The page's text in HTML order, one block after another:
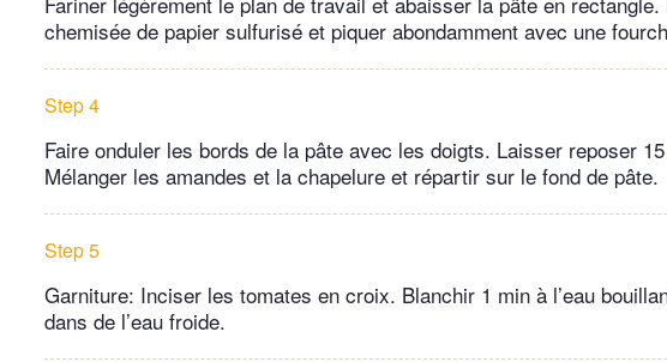
chemisée de papier sulfurisé et piquer abondamment avec une
Step 4
Faire onduler les bords de la pâte avec les doigts. Laisser reposer
Mélanger les amandes et la chapelure et répartir sur le fond de pâte.
Step 5
Garniture: Inciser les tomates en croix. Blanchir 1 min à l’eau
dans de l’eau froide.